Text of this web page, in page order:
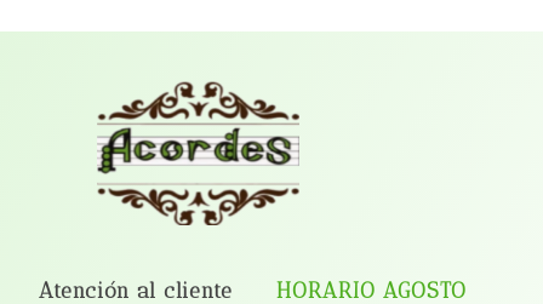
Atención al cliente HORARIO AGOSTO